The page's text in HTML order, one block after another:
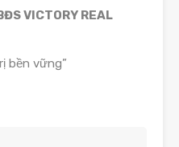
VICTORY REAL
bền vững”